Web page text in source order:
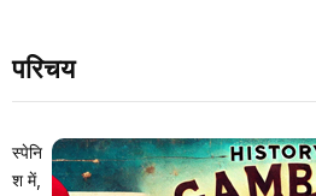
परिचय
स्पेनि
श में,